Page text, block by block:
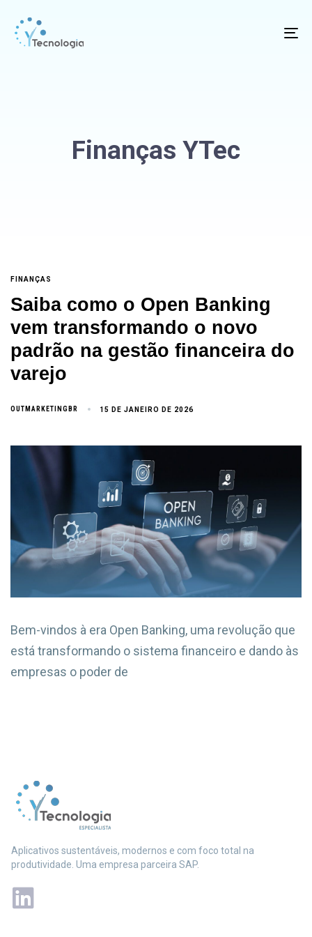
Finanças YTec
FINANÇAS
Saiba como o Open Banking
vem transformando o novo
padrão na gestão financeira do
varejo
OUTMARKETINGBR 15 DE JANEIRO DE 2026
Bem-vindos à era Open Banking, uma revolução que
está transformando o sistema financeiro e dando às
empresas o poder de
Aplicativos sustentáveis, modernos e com foco total na
produtividade. Uma empresa parceira SAP.